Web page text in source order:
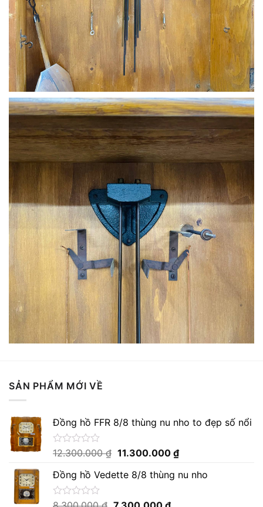
SẢN PHẨM MỚI VỀ
Đồng hồ FFR 8/8 thùng nu nho to đẹp số nổi
Được
hạng
0
5
12.300.000₫ Giá
là:
11.300.000 ₫Giá
tại
Đồng hồ Vedette 8/8 thùng nu nho
Được